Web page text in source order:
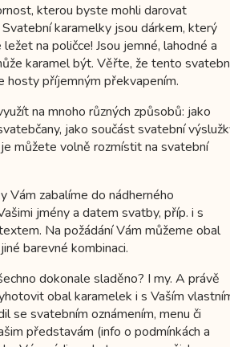
kterou byste mohli darovat
karamelky jsou dárkem, který
na poličce! Jsou jemné, lahodné a
karamel být. Věřte, že tento
hosty příjemným překvapením.
na mnoho různých způsobů: jako
jako součást svatební
můžete volně rozmístit na svatební
Vám zabalíme do nádherného
jmény a datem svatby, příp. i s
Na požádání Vám můžeme obal
barevné kombinaci.
dokonale sladěno? I my. A právě
obal karamelek i s Vaším
se svatebním oznámením, menu či
představám (info o podmínkách a